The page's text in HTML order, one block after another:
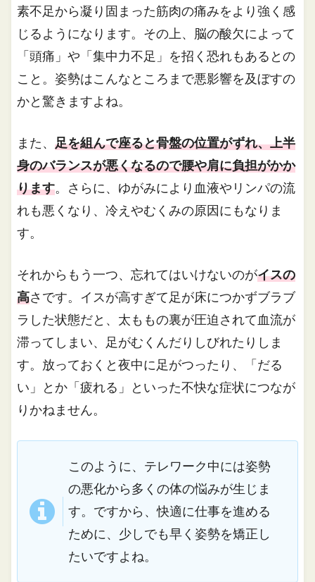
素不足から凝り固まった筋肉の痛みをより強く感
じるようになります。その上、脳の酸欠によって
「頭痛」や「集中力不足」を招く恐れもあるとの
こと。姿勢はこんなところまで悪影響を及ぼすの
かと驚きますよね。
また、足を組んで座ると骨盤の位置がずれ、上半
身のバランスが悪くなるので腰や肩に負担がかか
ります。さらに、ゆがみにより血液やリンパの流
れも悪くなり、冷えやむくみの原因にもなりま
す。
それからもう一つ、忘れてはいけないのがイスの
高さです。イスが高すぎて足が床につかずブラブ
ラした状態だと、太ももの裏が圧迫されて血流が
滞ってしまい、足がむくんだりしびれたりしま
す。放っておくと夜中に足がつったり、「だる
い」とか「疲れる」といった不快な症状につなが
りかねません。
このように、テレワーク中には姿勢
の悪化から多くの体の悩みが生じま
す。ですから、快適に仕事を進める
ために、少しでも早く姿勢を矯正し
たいですよね。